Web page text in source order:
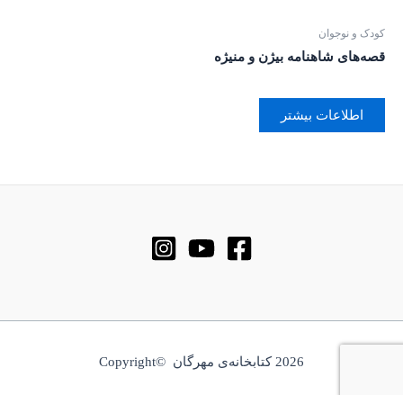
کودک و نوجوان
قصه‌های شاهنامه بیژن و منیژه
اطلاعات بیشتر
2026 کتابخانه‌ی مهرگان ©Copyright